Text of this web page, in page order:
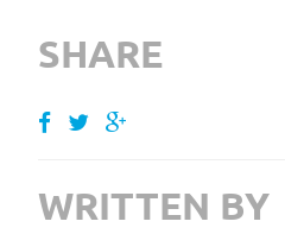
SHARE
WRITTEN BY